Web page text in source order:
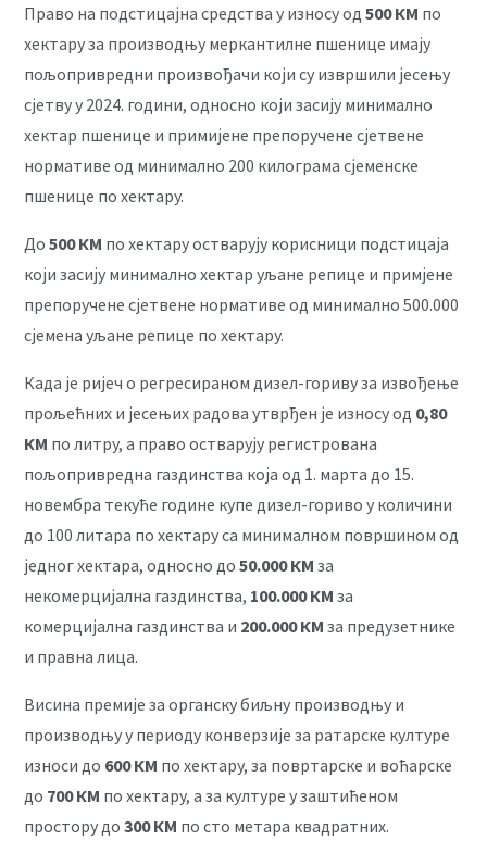
Право на подстицајна средства у износу од500 КМ по
хектару за производњу меркантилне пшенице имају
пољопривредни произвођачи који су извршили јесењу
сјетву у 2024. години, односно који засију минимално
хектар пшенице и примијене препоручене сјетвене
нормативе од минимално 200 килограма сјеменске
пшенице по хектару.
До500 КМ по хектару остварују корисници подстицаја
који засију минимално хектар уљане репице и примјене
препоручене сјетвене нормативе од минимално 500.000
сјемена уљане репице по хектару.
Када је ријеч о регресираном дизел-гориву за извођење
прољећних и јесењих радова утврђен је износу од 0,80
КМ по литру, а право остварују регистрована
пољопривредна газдинства која од 1. марта до 15.
новембра текуће године купе дизел-гориво у количини
до 100 литара по хектару са минималном површином од
једног хектара, односно до50.000 КМ за
некомерцијална газдинства, 100.000 КМ за
комерцијална газдинства и 200.000 КМ за предузетнике
и правна лица.
Висина премије за органску биљну производњу и
производњу у периоду конверзије за ратарске културе
износи до 600 КМ по хектару, за повртарске и воћарске
до 700 КМ по хектару, а за културе у заштићеном
простору до300 КМ по сто метара квадратних.